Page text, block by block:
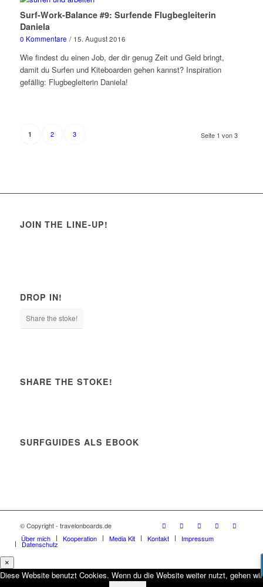
Surf-Work-Balance #9: Surfende Flugbegleiterin
Daniela
0 Kommentare / 15. August 2016
Wie findest du einen Job, der dir genug Zeit und Geld bringt,
damit du Surfen und Kiteboarden gehen kannst? Inspiration
gefällig: Flugbegleiterin Daniela!
Seite 1 von 3
1 2 3
JOIN THE LINE-UP!
DROP IN!
Share the stoke!
SHARE THE STOKE!
SURFGUIDES ALS EBOOK
© Copyright - travelonboards.de
Über mich
Kooperation Media Kit Kontakt Impressum
Datenschutz
×
Diese Website benutzt Cookies. Wenn du die Website weiter nutzt, gehen wir